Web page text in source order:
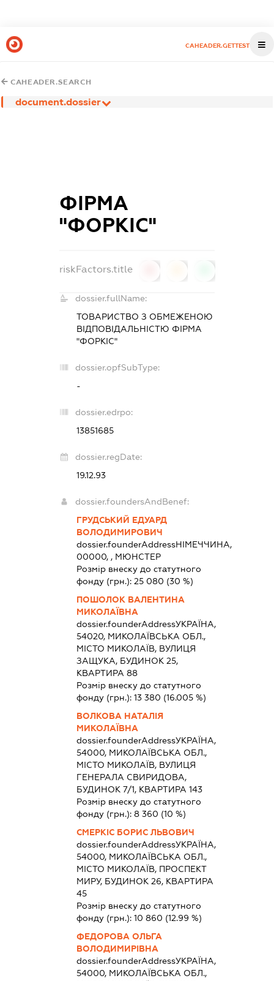
CAHEADER.GETTEST
CAHEADER.SEARCH
document.dossier
ФІРМА
"ФОРКІС"
riskFactors.title
dossier.fullName:
ТОВАРИСТВО З ОБМЕЖЕНОЮ
ВІДПОВІДАЛЬНІСТЮ ФІРМА
"ФОРКІС"
dossier.opfSubType:
-
dossier.edrpo:
13851685
dossier.regDate:
19.12.93
dossier.foundersAndBenef:
ГРУДСЬКИЙ ЕДУАРД
ВОЛОДИМИРОВИЧ
dossier.founderAddressНІМЕЧЧИНА,
00000, , МЮНСТЕР
Розмір внеску до статутного
фонду (грн.): 25 080 (30 %)
ПОШОЛОК ВАЛЕНТИНА
МИКОЛАЇВНА
dossier.founderAddressУКРАЇНА,
54020, МИКОЛАЇВСЬКА ОБЛ.,
МІСТО МИКОЛАЇВ, ВУЛИЦЯ
ЗАЩУКА, БУДИНОК 25,
КВАРТИРА 88
Розмір внеску до статутного
фонду (грн.): 13 380 (16.005 %)
ВОЛКОВА НАТАЛІЯ
МИКОЛАЇВНА
dossier.founderAddressУКРАЇНА,
54000, МИКОЛАЇВСЬКА ОБЛ.,
МІСТО МИКОЛАЇВ, ВУЛИЦЯ
ГЕНЕРАЛА СВИРИДОВА,
БУДИНОК 7/1, КВАРТИРА 143
Розмір внеску до статутного
фонду (грн.): 8 360 (10 %)
СМЕРКІС БОРИС ЛЬВОВИЧ
dossier.founderAddressУКРАЇНА,
54000, МИКОЛАЇВСЬКА ОБЛ.,
МІСТО МИКОЛАЇВ, ПРОСПЕКТ
МИРУ, БУДИНОК 26, КВАРТИРА
45
Розмір внеску до статутного
фонду (грн.): 10 860 (12.99 %)
ФЕДОРОВА ОЛЬГА
ВОЛОДИМИРІВНА
dossier.founderAddressУКРАЇНА,
54000, МИКОЛАЇВСЬКА ОБЛ.,